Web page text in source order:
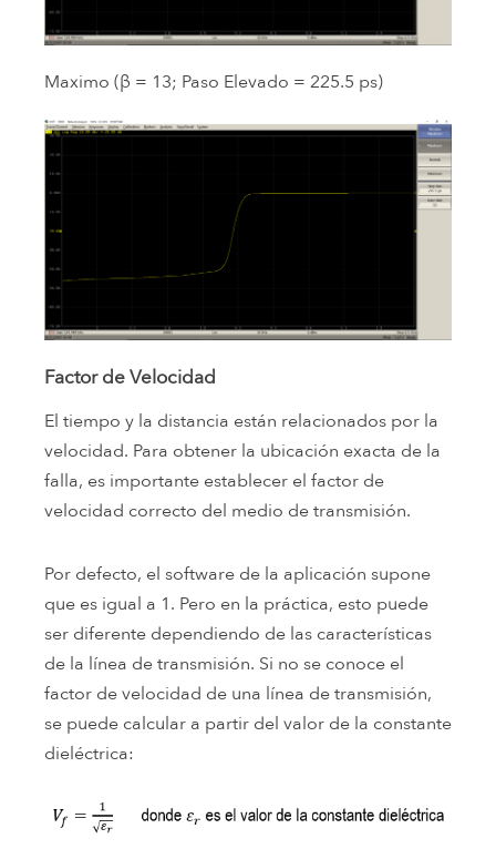
Maximo (β = 13; Paso Elevado = 225.5 ps)
Factor de Velocidad
El tiempo y la distancia están relacionados por la
velocidad. Para obtener la ubicación exacta de la
falla, es importante establecer el factor de
velocidad correcto del medio de transmisión.
Por defecto, el software de la aplicación supone
que es igual a 1. Pero en la práctica, esto puede
ser diferente dependiendo de las características
de la línea de transmisión. Si no se conoce el
factor de velocidad de una línea de transmisión,
se puede calcular a partir del valor de la constante
dieléctrica: